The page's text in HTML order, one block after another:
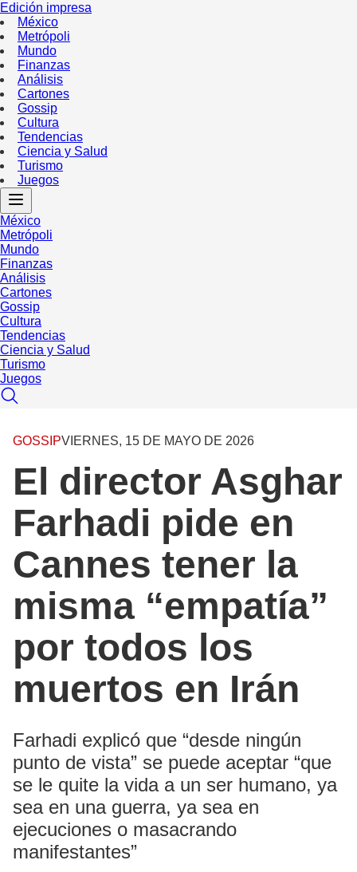
Edición impresa
México
Metrópoli
Mundo
Finanzas
Análisis
Cartones
Gossip
Cultura
Tendencias
Ciencia y Salud
Turismo
Juegos
México
Metrópoli
Mundo
Finanzas
Análisis
Cartones
Gossip
Cultura
Tendencias
Ciencia y Salud
Turismo
Juegos
GOSSIPVIERNES, 15 DE MAYO DE 2026
El director Asghar
Farhadi pide en
Cannes tener la
misma “empatía”
por todos los
muertos en Irán
Farhadi explicó que “desde ningún
punto de vista” se puede aceptar “que
se le quite la vida a un ser humano, ya
sea en una guerra, ya sea en
ejecuciones o masacrando
manifestantes”